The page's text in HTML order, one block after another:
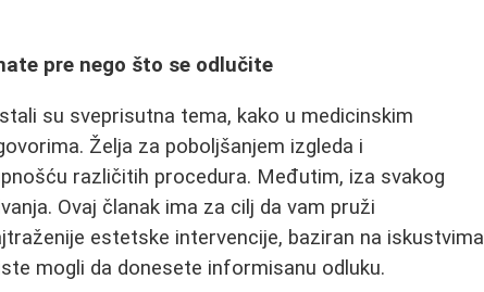
pre nego što se odlučite
su sveprisutna tema, kako u medicinskim
Želja za poboljšanjem izgleda i
različitih procedura. Međutim, iza svakog
Ovaj članak ima za cilj da vam pruži
estetske intervencije, baziran na iskustvima
mogli da donesete informisanu odluku.